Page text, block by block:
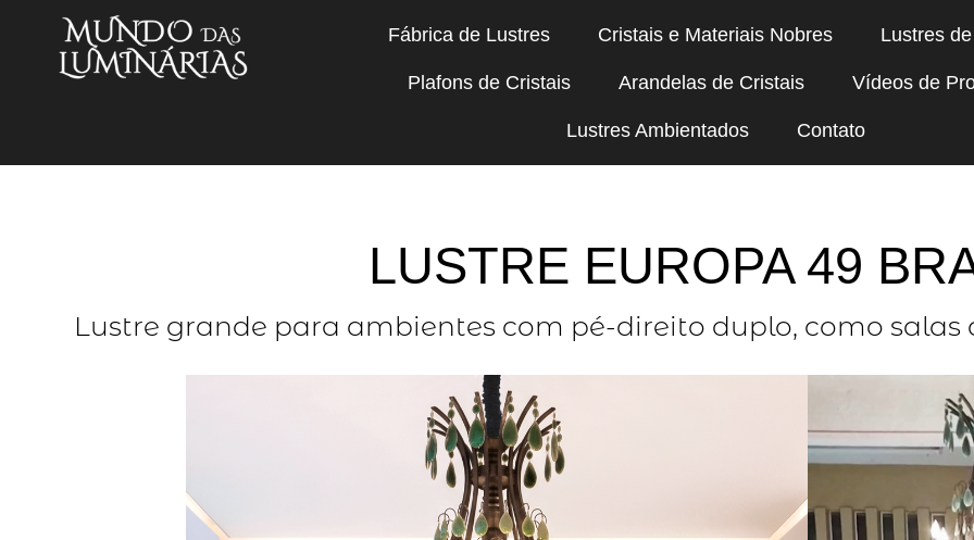
Fábrica de Lustres Cristais e Materiais Nobres Lustres
Plafons de Cristais Arandelas de Cristais Vídeos de
Lustres Ambientados Contato
LUSTRE EUROPA 49
Lustre grande para ambientes com pé-direito duplo, como salas